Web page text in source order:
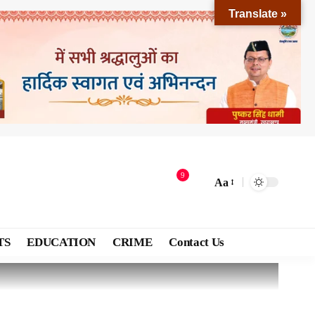
9
Aa
EDUCATION CRIME Contact Us
Translate »